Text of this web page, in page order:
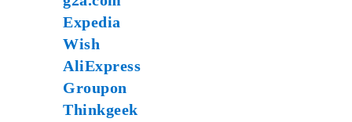
Expedia
Wish
AliExpress
Groupon
Thinkgeek